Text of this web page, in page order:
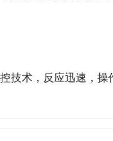
技术，反应迅速，